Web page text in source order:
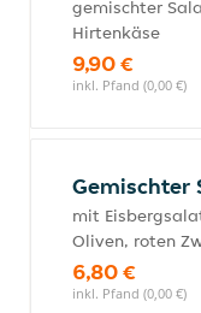
gemischter
Hirtenkäse
9,90 €
inkl. Pfand (0,00 €)
Gemischter
mit
Oliven, roten
6,80 €
inkl. Pfand (0,00 €)